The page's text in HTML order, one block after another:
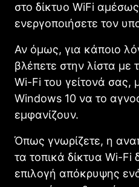
στο δίκτυο WiFi
ενεργοποιήσετε τον
Αν όμως, για κάποιο
βλέπετε στην λίστα με
Wi-Fi του γείτονά σας,
Windows 10 να το
εμφανίζουν.
Όπως γνωρίζετε, η
τα τοπικά δίκτυα Wi-Fi
επιλογή απόκρυψης